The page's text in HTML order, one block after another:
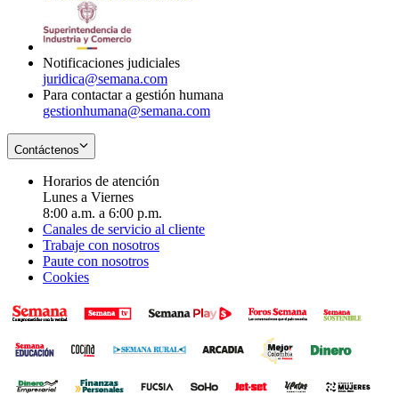
Notificaciones judiciales
juridica@semana.com
Para contactar a gestión humana
gestionhumana@semana.com
Contáctenos
Horarios de atención
Lunes a Viernes
8:00 a.m. a 6:00 p.m.
Canales de servicio al cliente
Trabaje con nosotros
Paute con nosotros
Cookies